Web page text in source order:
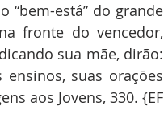
“bem-está” do grande
fronte do vencedor,
sua mãe, dirão:
suas orações
aos Jovens, 330. {EF